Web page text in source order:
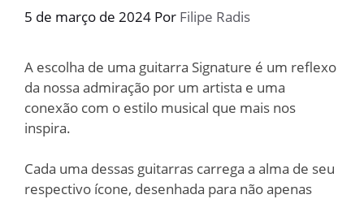
5 de março de 2024 Por Filipe Radis
A escolha de uma guitarra Signature é um reflexo
da nossa admiração por um artista e uma
conexão com o estilo musical que mais nos
inspira.
Cada uma dessas guitarras carrega a alma de seu
respectivo ícone, desenhada para não apenas